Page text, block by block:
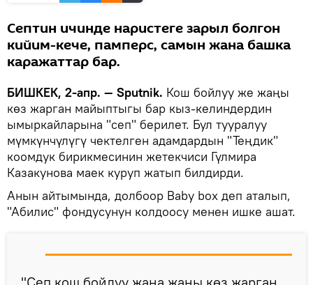
Септин ичинде наристеге зарыл болгон
кийим-кече, памперс, самын жана башка
каражаттар бар.
БИШКЕК, 2-апр. — Sputnik. Кош бойлуу же жаңы
көз жарган майыптыгы бар кыз-келиндердин
ымыркайларына "сеп" берилет. Бул тууралуу
мүмкүнчүлүгү чектелген адамдардын "Теңдик"
коомдук бирикмесинин жетекчиси Гүлмира
Казакунова маек куруп жатып билдирди.
Анын айтымында, долбоор Baby box деп аталып,
"Абилис" фондусунун колдоосу менен ишке ашат.